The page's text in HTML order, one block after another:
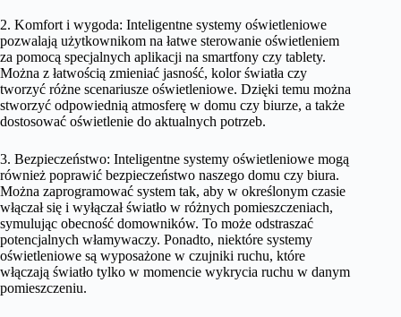
2. Komfort i wygoda: Inteligentne systemy oświetleniowe
pozwalają użytkownikom na łatwe sterowanie oświetleniem
za pomocą specjalnych aplikacji na smartfony czy tablety.
Można z łatwością zmieniać jasność, kolor światła czy
tworzyć różne scenariusze oświetleniowe. Dzięki temu można
stworzyć odpowiednią atmosferę w domu czy biurze, a także
dostosować oświetlenie do aktualnych potrzeb.
3. Bezpieczeństwo: Inteligentne systemy oświetleniowe mogą
również poprawić bezpieczeństwo naszego domu czy biura.
Można zaprogramować system tak, aby w określonym czasie
włączał się i wyłączał światło w różnych pomieszczeniach,
symulując obecność domowników. To może odstraszać
potencjalnych włamywaczy. Ponadto, niektóre systemy
oświetleniowe są wyposażone w czujniki ruchu, które
włączają światło tylko w momencie wykrycia ruchu w danym
pomieszczeniu.